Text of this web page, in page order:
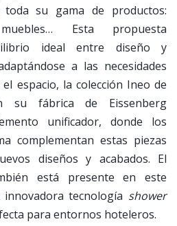
toda su gama de productos:
Esta propuesta
ideal entre diseño y
a las necesidades
espacio, la colección Ineo de
su fábrica de Eissenberg
unificador, donde los
complementan estas piezas
diseños y acabados. El
está presente en este
tecnología shower
para entornos hoteleros.